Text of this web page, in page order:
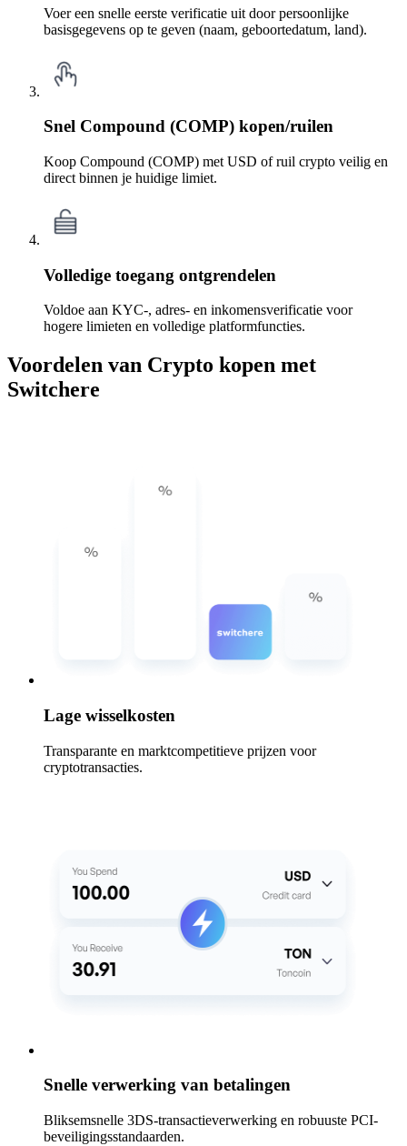
Voer een snelle eerste verificatie uit door persoonlijke
basisgegevens op te geven (naam, geboortedatum, land).
Snel Compound (COMP) kopen/ruilen
Koop Compound (COMP) met USD of ruil crypto veilig en
direct binnen je huidige limiet.
Volledige toegang ontgrendelen
Voldoe aan KYC-, adres- en inkomensverificatie voor
hogere limieten en volledige platformfuncties.
Voordelen van Crypto kopen met
Switchere
Lage wisselkosten
Transparante en marktcompetitieve prijzen voor
cryptotransacties.
Snelle verwerking van betalingen
Bliksemsnelle 3DS-transactieverwerking en robuuste PCI-
beveiligingsstandaarden.